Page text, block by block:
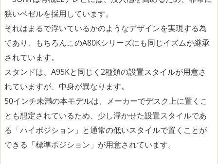
狭いベゼルを採用しています。
それはまるで浮いているかのようなデザインを実現する為
であり、もちろんこのA80Kシリーズにも同じイズムが継承
されています。
スタンドは、A95Kと同じく2種類の設置スタイルが用意さ
れていますが、中身が異なります。
50インチ未満の本モデルは、メーカーでデスク上に置くこ
とも想定されているため、少し浮かせた設置スタイルであ
る「ハイポジション」と通常の低いスタイルで置くことが
できる「標準ポジション」が用意されています。